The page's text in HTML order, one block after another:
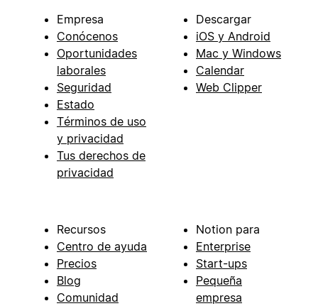
Empresa
Conócenos
Oportunidades
laborales
Seguridad
Estado
Términos de uso
y privacidad
Tus derechos de
privacidad
Descargar
iOS y Android
Mac y Windows
Calendar
Web Clipper
Recursos
Centro de ayuda
Precios
Blog
Comunidad
Notion para
Enterprise
Start-ups
Pequeña
empresa